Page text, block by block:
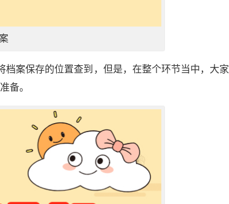
案保存的位置查到，但是，在整个环节当中，大
备。